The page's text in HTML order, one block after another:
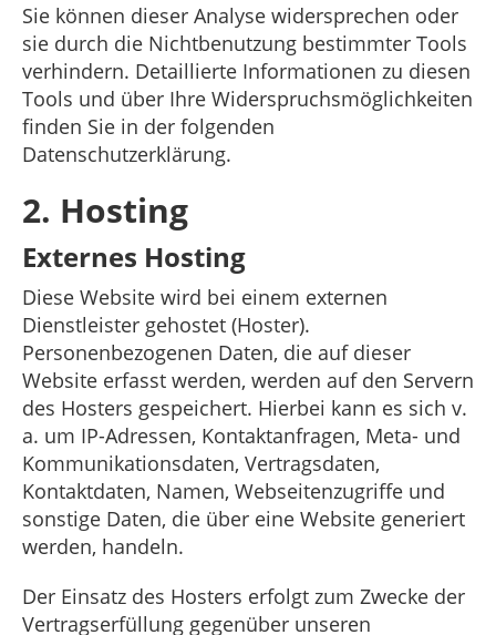
Sie können dieser Analyse widersprechen oder
sie durch die Nichtbenutzung bestimmter Tools
verhindern. Detaillierte Informationen zu diesen
Tools und über Ihre Widerspruchsmöglichkeiten
finden Sie in der folgenden
Datenschutzerklärung.
2. Hosting
Externes Hosting
Diese Website wird bei einem externen
Dienstleister gehostet (Hoster).
Personenbezogenen Daten, die auf dieser
Website erfasst werden, werden auf den Servern
des Hosters gespeichert. Hierbei kann es sich v.
a. um IP-Adressen, Kontaktanfragen, Meta- und
Kommunikationsdaten, Vertragsdaten,
Kontaktdaten, Namen, Webseitenzugriffe und
sonstige Daten, die über eine Website generiert
werden, handeln.
Der Einsatz des Hosters erfolgt zum Zwecke der
Vertragserfüllung gegenüber unseren